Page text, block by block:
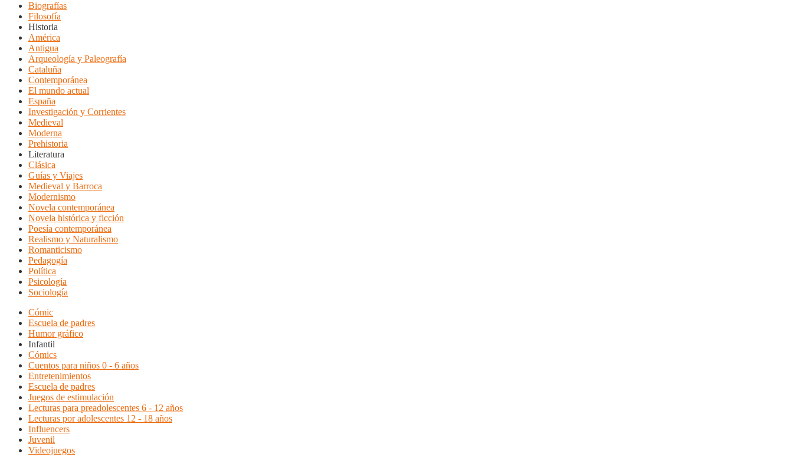
Biografías
Filosofía
Historia
América
Antigua
Arqueología y Paleografía
Cataluña
Contemporánea
El mundo actual
España
Investigación y Corrientes
Medieval
Moderna
Prehistoria
Literatura
Clásica
Guías y Viajes
Medieval y Barroca
Modernismo
Novela contemporánea
Novela histórica y ficción
Poesía contemporánea
Realismo y Naturalismo
Romanticismo
Pedagogía
Política
Psicología
Sociología
Cómic
Escuela de padres
Humor gráfico
Infantil
Cómics
Cuentos para niños 0 - 6 años
Entretenimientos
Escuela de padres
Juegos de estimulación
Lecturas para preadolescentes 6 - 12 años
Lecturas por adolescentes 12 - 18 años
Influencers
Juvenil
Videojuegos